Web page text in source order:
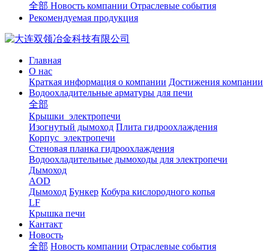
全部 Новость компании Отраслевые события
Рекомендуемая продукция
Главная
О нас
Краткая информация о компании Достижения компании
Водоохладительные арматуры для печи
全部
Крышки электропечи
Изогнутый дымоход Плита гидроохлаждения
Корпус электропечи
Стеновая планка гидроохлаждения
Водоохладительные дымоходы для электропечи
Дымоход
AOD
Дымоход Бункер Кобура кислородного копья
LF
Крышка печи
Кантакт
Новость
全部 Новость компании Отраслевые события